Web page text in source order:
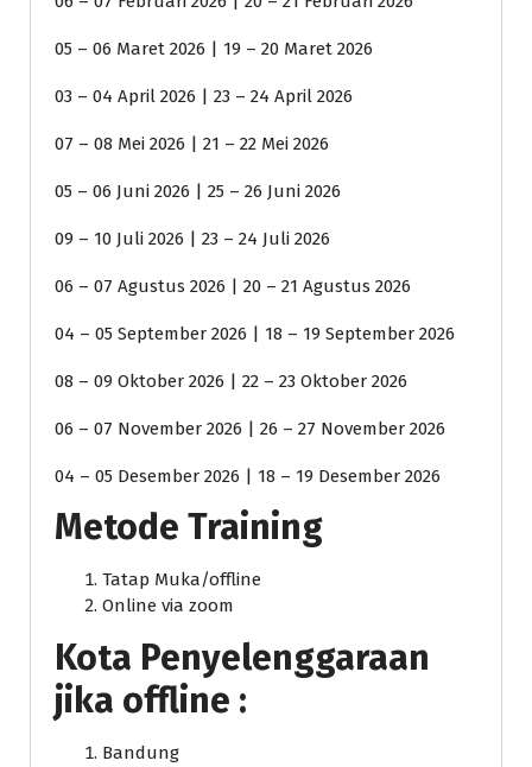
05 – 06 Maret 2026 | 19 – 20 Maret 2026
03 – 04 April 2026 | 23 – 24 April 2026
07 – 08 Mei 2026 | 21 – 22 Mei 2026
05 – 06 Juni 2026 | 25 – 26 Juni 2026
09 – 10 Juli 2026 | 23 – 24 Juli 2026
06 – 07 Agustus 2026 | 20 – 21 Agustus 2026
04 – 05 September 2026 | 18 – 19 September 2026
08 – 09 Oktober 2026 | 22 – 23 Oktober 2026
06 – 07 November 2026 | 26 – 27 November 2026
04 – 05 Desember 2026 | 18 – 19 Desember 2026
Metode Training
Tatap Muka/offline
Online via zoom
Kota Penyelenggaraan
jika offline :
Bandung